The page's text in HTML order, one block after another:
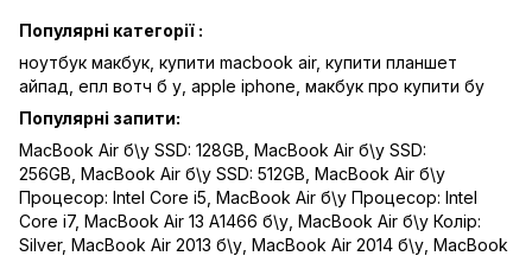
Популярні категорії :
ноутбук макбук, купити macbook air, купити планшет
айпад, епл вотч б у, apple iphone, макбук про купити бу
Популярні запити:
MacBook Air б\у SSD: 128GB MacBook Air б\у SSD:
256GB MacBook Air б\у SSD: 512GB MacBook Air б\у
Процесор: Intel Core i5 MacBook Air б\у Процесор: Intel
Core i7, MacBook Air 13 A1466 б\у MacBook Air б\у Колір:
Silver, MacBook Air 2013 б\у MacBook Air 2014 б\у MacBook